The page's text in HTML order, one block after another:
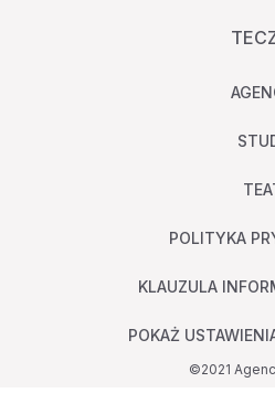
POLITYKA
KLAUZULA
POKAŻ
©2021